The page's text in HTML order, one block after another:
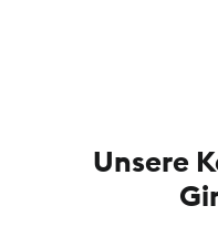
Unsere